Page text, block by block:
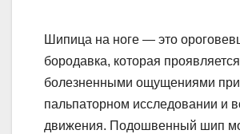
Шипица на ноге — это
бородавка, которая проявляется
болезненными ощущениями при
пальпаторном исследовании и
движения. Подошвенный шип